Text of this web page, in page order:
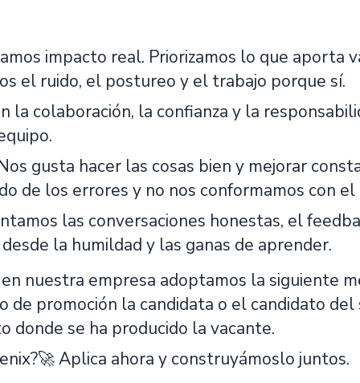
impacto real. Priorizamos lo que aporta
el ruido, el postureo y el trabajo porque sí.
la colaboración, la confianza y la
gusta hacer las cosas bien y mejorar
de los errores y no nos conformamos con el
las conversaciones honestas, el
la humildad y las ganas de aprender.
nuestra empresa adoptamos la siguiente
de promoción la candidata o el candidato del
donde se ha producido la vacante.
Aplica ahora y construyámoslo juntos.